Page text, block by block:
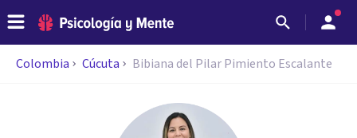
Colombia Cúcuta Bibiana del Pilar Pimiento Escalante